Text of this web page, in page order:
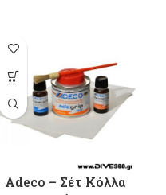
Adeco – Σέτ Κόλλα